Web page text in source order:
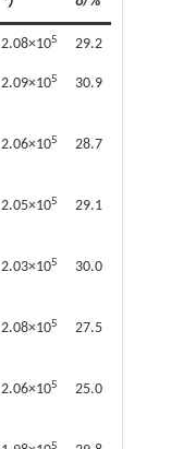
2.08×105 29.2
2.09×105 30.9
2.06×105 28.7
2.05×105 29.1
2.03×105 30.0
2.08×105 27.5
2.06×105 25.0
5